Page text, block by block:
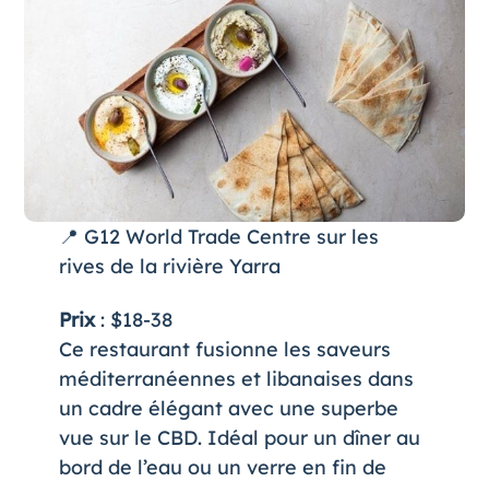
📍 G12 World Trade Centre sur les
rives de la rivière Yarra
Prix: $18-38
Ce restaurant fusionne les saveurs
méditerranéennes et libanaises dans
un cadre élégant avec une superbe
vue sur le CBD. Idéal pour un dîner au
bord de l’eau ou un verre en fin de